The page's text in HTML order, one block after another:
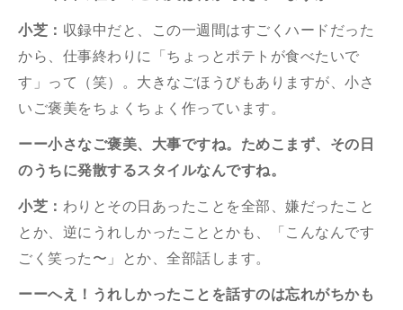
小芝： 収録中だと、この一週間はすごくハードだった
から、仕事終わりに「ちょっとポテトが食べたいで
す」って（笑）。大きなごほうびもありますが、小さ
いご褒美をちょくちょく作っています。
ーー小さなご褒美、大事ですね。ためこまず、その日
のうちに発散するスタイルなんですね。
小芝： わりとその日あったことを全部、嫌だったこと
とか、逆にうれしかったこととかも、「こんなんです
ごく笑った〜」とか、全部話します。
ーーへえ！うれしかったことを話すのは忘れがちかも